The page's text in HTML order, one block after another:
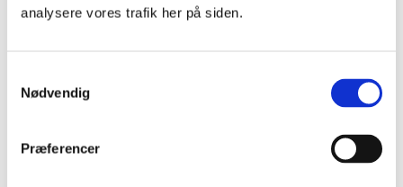
analysere vores trafik her på siden.
Nødvendig
Præferencer
Specifikationer